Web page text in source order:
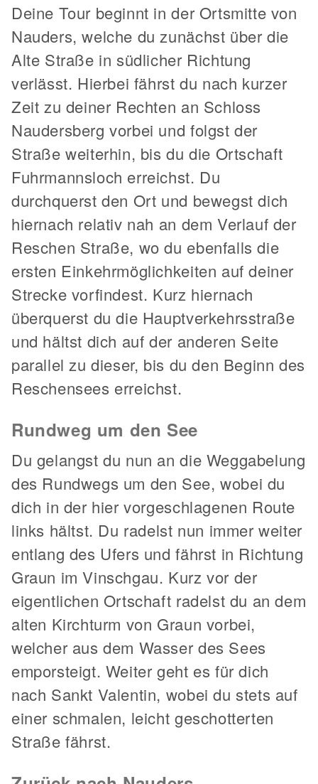
Deine Tour beginnt in der Ortsmitte von
Nauders, welche du zunächst über die
Alte Straße in südlicher Richtung
verlässt. Hierbei fährst du nach kurzer
Zeit zu deiner Rechten an Schloss
Naudersberg vorbei und folgst der
Straße weiterhin, bis du die Ortschaft
Fuhrmannsloch erreichst. Du
durchquerst den Ort und bewegst dich
hiernach relativ nah an dem Verlauf der
Reschen Straße, wo du ebenfalls die
ersten Einkehrmöglichkeiten auf deiner
Strecke vorfindest. Kurz hiernach
überquerst du die Hauptverkehrsstraße
und hältst dich auf der anderen Seite
parallel zu dieser, bis du den Beginn des
Reschensees erreichst.
Rundweg um den See
Du gelangst du nun an die Weggabelung
des Rundwegs um den See, wobei du
dich in der hier vorgeschlagenen Route
links hältst. Du radelst nun immer weiter
entlang des Ufers und fährst in Richtung
Graun im Vinschgau. Kurz vor der
eigentlichen Ortschaft radelst du an dem
alten Kirchturm von Graun vorbei,
welcher aus dem Wasser des Sees
emporsteigt. Weiter geht es für dich
nach Sankt Valentin, wobei du stets auf
einer schmalen, leicht geschotterten
Straße fährst.